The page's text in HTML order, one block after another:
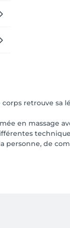
retrouve sa
en massage
personne, de